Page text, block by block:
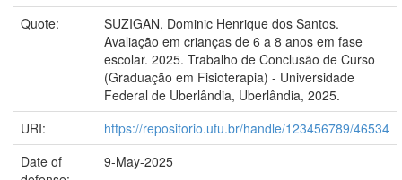
Quote:
SUZIGAN, Dominic Henrique dos Santos.
Avaliação em crianças de 6 a 8 anos em fase
escolar. 2025. Trabalho de Conclusão de Curso
(Graduação em Fisioterapia) - Universidade
Federal de Uberlândia, Uberlândia, 2025.
URI:
https://repositorio.ufu.br/handle/123456789/46534
Date of
9-May-2025